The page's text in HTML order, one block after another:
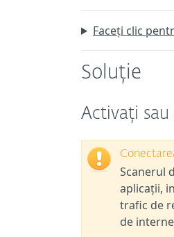
Faceți clic
Soluție
Activați sau
Scanerul
aplicații,
trafic de
de